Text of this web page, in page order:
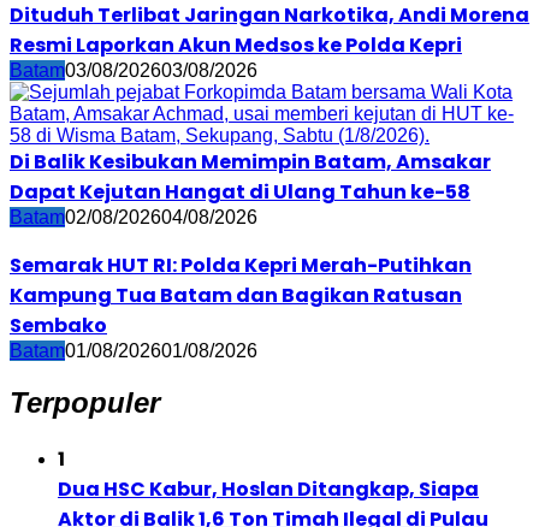
Dituduh Terlibat Jaringan Narkotika, Andi Morena
Resmi Laporkan Akun Medsos ke Polda Kepri
Batam03/08/202603/08/2026
Di Balik Kesibukan Memimpin Batam, Amsakar
Dapat Kejutan Hangat di Ulang Tahun ke-58
Batam02/08/202604/08/2026
Semarak HUT RI: Polda Kepri Merah-Putihkan
Kampung Tua Batam dan Bagikan Ratusan
Sembako
Batam01/08/202601/08/2026
Terpopuler
1
Dua HSC Kabur, Hoslan Ditangkap, Siapa
Aktor di Balik 1,6 Ton Timah Ilegal di Pulau